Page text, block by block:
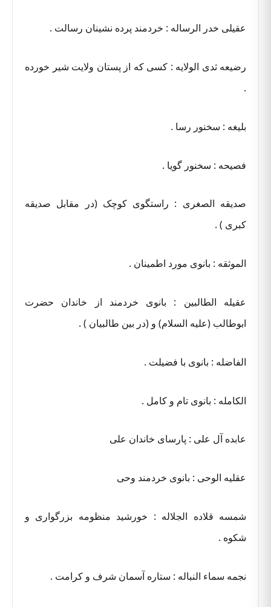
عقیلی خدر الرساله : خردمند پرده نشینان رسالت .
رضیعه ثدی الولایه : کسی که از پستان ولایت شیر خورده
.
بلیغه : سخنور رسا .
فصیحه : سخنور گویا .
صدیقه الصغری : راستگوی کوچک (در مقابل صدیقه
کبری ) .
الموثقه : بانوی مورد اطمینان .
عقیله الطالبین : بانوی خردمند از خاندان حضرت
ابوطالب (علیه السلام) و (در بین طالبیان ) .
الفاضله : بانوی با فضیلت .
الکامله : بانوی تام و کامل .
عابده آل علی : پارسای خاندان علی
عقلیه الوحی : بانوی خردمند وحی
شمسه قلاده الجلاله : خورشید منظومه بزرگواری و
شکوه .
نجمه سماء النباله : ستاره آسمان شرف و کرامت .